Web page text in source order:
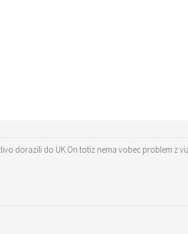
dorazili do UK.On totiz nema vobec problem z